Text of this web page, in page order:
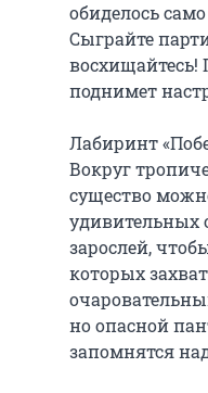
обиделось
Сыграйте
восхищайтесь!
поднимет
Лабиринт
Вокруг
существо
удивительных
зарослей,
которых
но опасной
запомнятся